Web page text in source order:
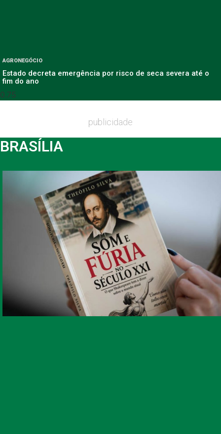
AGRONEGÓCIO
Estado decreta emergência por risco de seca severa até o
fim do ano
publicidade
BRASÍLIA